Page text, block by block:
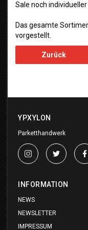
Sale noch
Das gesamte
vorgestellt.
Zurück
YPXYLON
Parketthandwerk
INFORMATION
NEWS
NEWSLETTER
IMPRESSUM